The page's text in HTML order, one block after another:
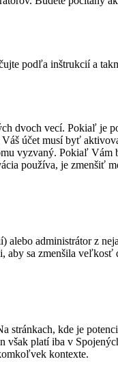
podľa inštrukcií a
dvoch vecí. Pokiaľ je
účet musí byť
vyzvaný. Pokiaľ
používa, je zmenšiť
administrátor z
sa zmenšila veľkosť
stránkach, kde je
platí iba v
kontexte.